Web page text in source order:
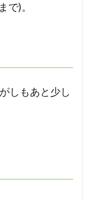
で)。
しもあと少し